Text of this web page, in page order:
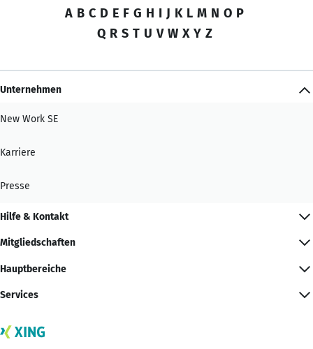
A B C D E F G H I J K L M N O P
Q R S T U V W X Y Z
Unternehmen
New Work SE
Karriere
Presse
Hilfe & Kontakt
Mitgliedschaften
Hauptbereiche
Services